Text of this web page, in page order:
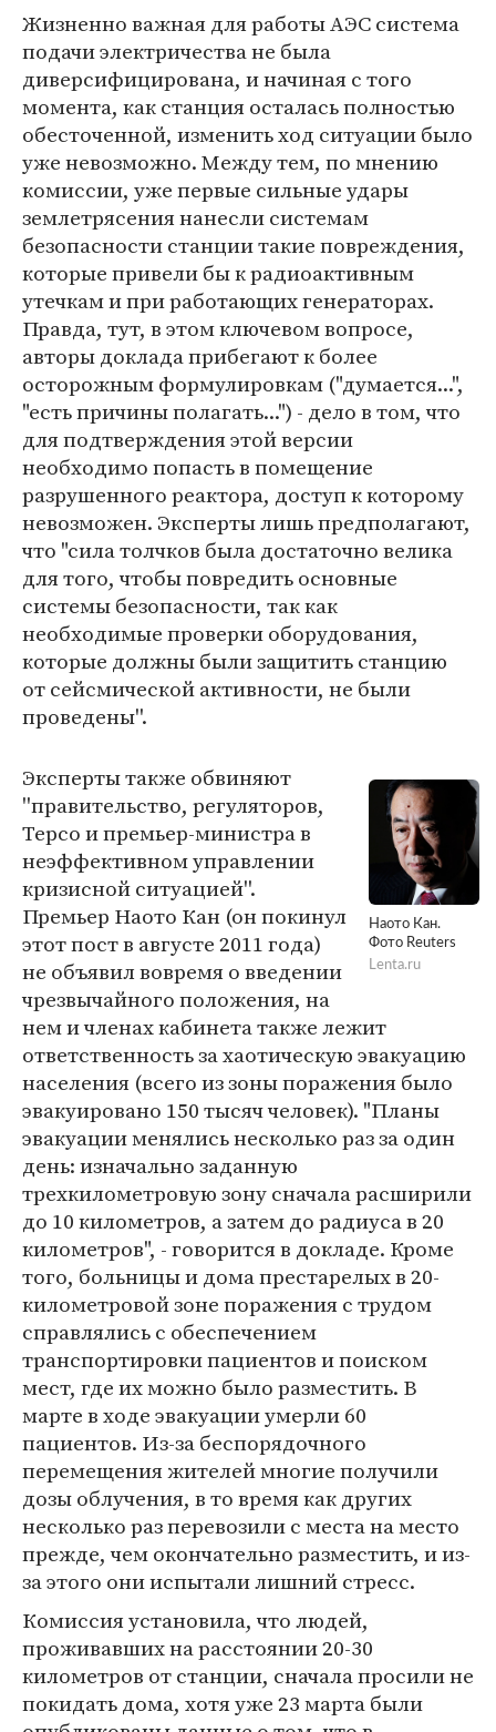
Жизненно важная для работы АЭС система
подачи электричества не была
диверсифицирована, и начиная с того
момента, как станция осталась полностью
обесточенной, изменить ход ситуации было
уже невозможно. Между тем, по мнению
комиссии, уже первые сильные удары
землетрясения нанесли системам
безопасности станции такие повреждения,
которые привели бы к радиоактивным
утечкам и при работающих генераторах.
Правда, тут, в этом ключевом вопросе,
авторы доклада прибегают к более
осторожным формулировкам ("думается...",
"есть причины полагать...") - дело в том, что
для подтверждения этой версии
необходимо попасть в помещение
разрушенного реактора, доступ к которому
невозможен. Эксперты лишь предполагают,
что "сила толчков была достаточно велика
для того, чтобы повредить основные
системы безопасности, так как
необходимые проверки оборудования,
которые должны были защитить станцию
от сейсмической активности, не были
проведены''.
Наото Кан.
Фото Reuters
Lenta.ru
Эксперты также обвиняют
''правительство, регуляторов,
Терсо и премьер-министра в
неэффективном управлении
кризисной ситуацией''.
Премьер Наото Кан (он покинул
этот пост в августе 2011 года)
не объявил вовремя о введении
чрезвычайного положения, на
нем и членах кабинета также лежит
ответственность за хаотическую эвакуацию
населения (всего из зоны поражения было
эвакуировано 150 тысяч человек). "Планы
эвакуации менялись несколько раз за один
день: изначально заданную
трехкилометровую зону сначала расширили
до 10 километров, а затем до радиуса в 20
километров", - говорится в докладе. Кроме
того, больницы и дома престарелых в 20-
километровой зоне поражения с трудом
справлялись с обеспечением
транспортировки пациентов и поиском
мест, где их можно было разместить. В
марте в ходе эвакуации умерли 60
пациентов. Из-за беспорядочного
перемещения жителей многие получили
дозы облучения, в то время как других
несколько раз перевозили с места на место
прежде, чем окончательно разместить, и из-
за этого они испытали лишний стресс.
Комиссия установила, что людей,
проживавших на расстоянии 20-30
километров от станции, сначала просили не
покидать дома, хотя уже 23 марта были